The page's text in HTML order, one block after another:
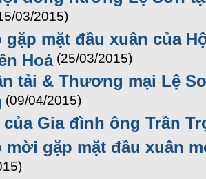
03/2015)
gặp mặt đầu xuân của
Hoá (25/03/2015)
tải & Thương mại Lệ
(09/04/2015)
Gia đình ông Trần
mời gặp mặt đầu xuân